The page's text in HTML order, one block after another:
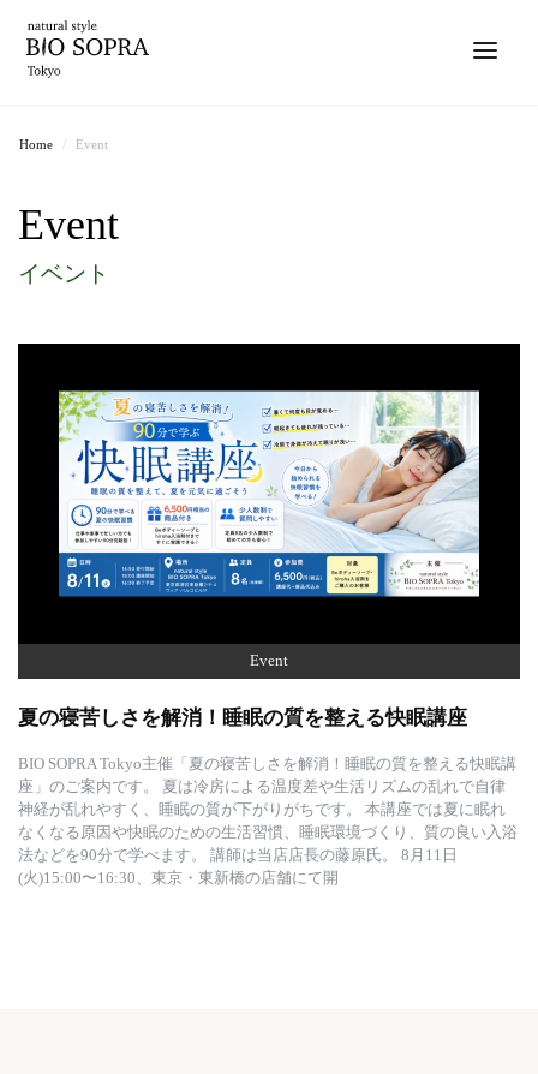
Home Event
Event
イベント
Event
夏の寝苦しさを解消！睡眠の質を整える快眠講座
BIO SOPRA Tokyo主催「夏の寝苦しさを解消！睡眠の質を整える快眠講
座」のご案内です。 夏は冷房による温度差や生活リズムの乱れで自律
神経が乱れやすく、睡眠の質が下がりがちです。 本講座では夏に眠れ
なくなる原因や快眠のための生活習慣、睡眠環境づくり、質の良い入浴
法などを90分で学べます。 講師は当店店長の藤原氏。 8月11日
(火)15:00〜16:30、東京・東新橋の店舗にて開